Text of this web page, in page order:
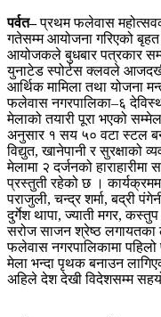
पर्वत–प्रथम फलेवास
गतेसम्म आयोजना गरिएको
आयोजकले बुधबार पत्रकार
युनाटेड स्पोर्टस क्लवले
आर्थिक मामिला तथा योजना
फलेवास नगरपालिका–६
मेलाको तयारी पूरा भएको
अनुसार १ सय ५० वटा स्टल
विद्युत, खानेपानी र
मेलामा २ दर्जनको हाराहारीमा
प्रस्तुती रहेको छ ।
पराजुली, चन्द्र शर्मा, बद्री
दुर्गेश थापा, ज्याती मगर,
सरोज साजन श्रेष्ठ लगायतका
फलेवास नगरपालिकामा
मेला भन्दा पृथक बनाउन
अहिले देश देखी विदेशसम्म